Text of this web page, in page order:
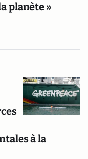
planète »
à la